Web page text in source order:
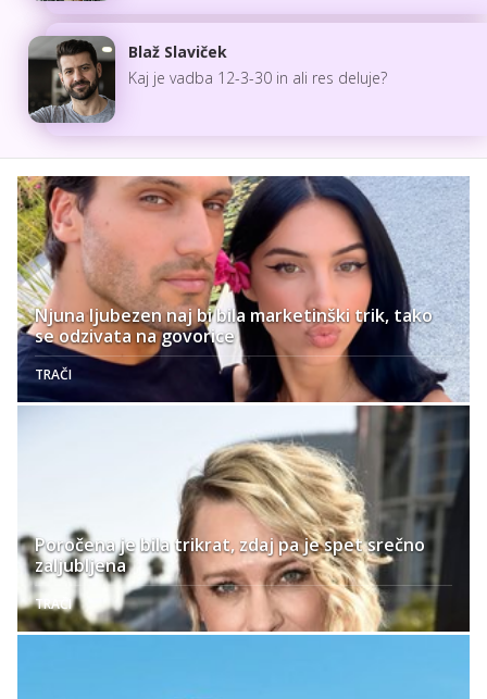
Blaž Slaviček
Kaj je vadba 12-3-30 in ali res deluje?
Njuna ljubezen naj bi bila marketinški trik, tako
se odzivata na govorice
TRAČI
Poročena je bila trikrat, zdaj pa je spet srečno
zaljubljena
TRAČI